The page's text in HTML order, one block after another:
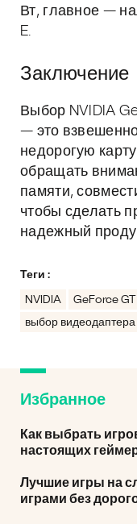
Вт, главное —
E.
Заключение
Выбор NVIDIA
— это
недорогую
обращать
памяти,
чтобы сделать
надежный
Теги :
NVIDIA GeForce GT
выбор видеодаптера
Избранное
Как выбрать
настоящих
Лучшие игры на
играми без